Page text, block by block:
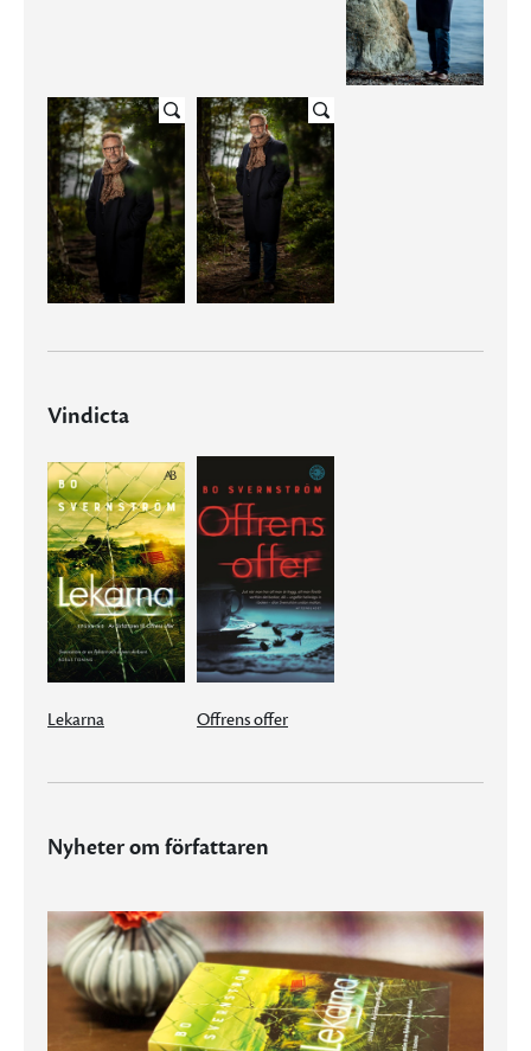
Vindicta
Lekarna Offrens offer
Nyheter om författaren